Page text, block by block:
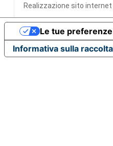
Realizzazione sito
Informativa sulla raccolta
Le tue